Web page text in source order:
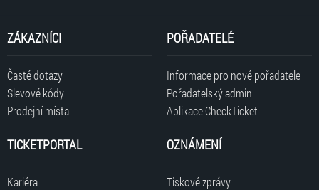
ZÁKAZNÍCI
Časté dotazy
Slevové kódy
Prodejní místa
POŘADATELÉ
Informace pro nové pořadatele
Pořadatelský admin
Aplikace CheckTicket
TICKETPORTAL
Kariéra
OZNÁMENÍ
Tiskové zprávy